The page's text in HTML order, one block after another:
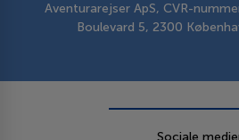
Aventurarejser ApS, CVR-
Boulevard 5, 2300
Sociale